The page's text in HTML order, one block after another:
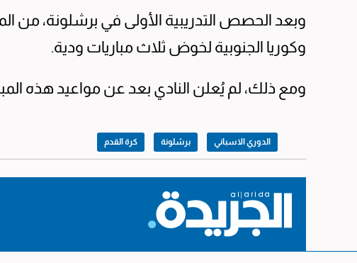
وبعد الحصص التدريبية الأولى في برشلونة، من
وكوريا الجنوبية لخوض ثلاث مباريات ودية.
ومع ذلك، لم يُعلن النادي بعد عن مواعيد هذه
الدوري الاسباني برشلونة كرة القدم